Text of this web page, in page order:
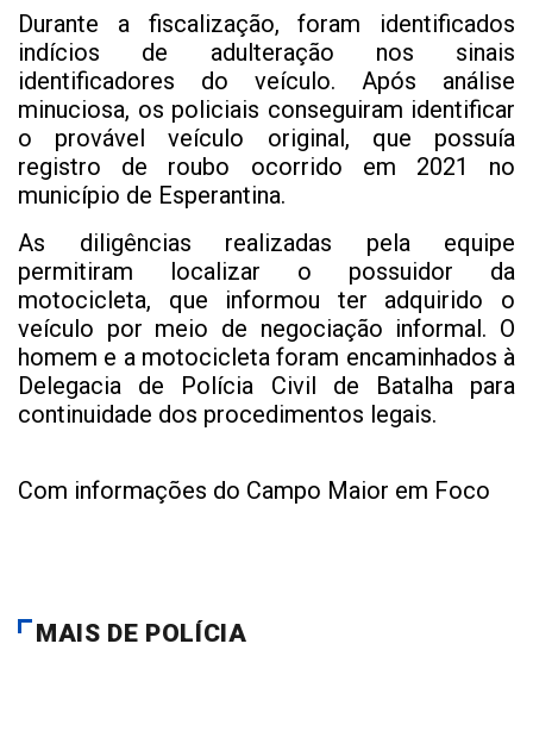
Durante a fiscalização, foram identificados
indícios de adulteração nos sinais
identificadores do veículo. Após análise
minuciosa, os policiais conseguiram identificar
o provável veículo original, que possuía
registro de roubo ocorrido em 2021 no
município de Esperantina.
As diligências realizadas pela equipe
permitiram localizar o possuidor da
motocicleta, que informou ter adquirido o
veículo por meio de negociação informal. O
homem e a motocicleta foram encaminhados à
Delegacia de Polícia Civil de Batalha para
continuidade dos procedimentos legais.
Com informações do Campo Maior em Foco
MAIS DE POLÍCIA